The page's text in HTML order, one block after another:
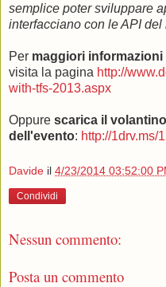
semplice poter sviluppare
interfacciano con le API del
Per maggiori
visita la pagina http://
with-tfs-2013.aspx
Oppure scarica il volantino
dell'evento: http://1drv.ms/
Davide il 4/23/2014 03:52:00
Condividi
Nessun commento:
Posta un commento